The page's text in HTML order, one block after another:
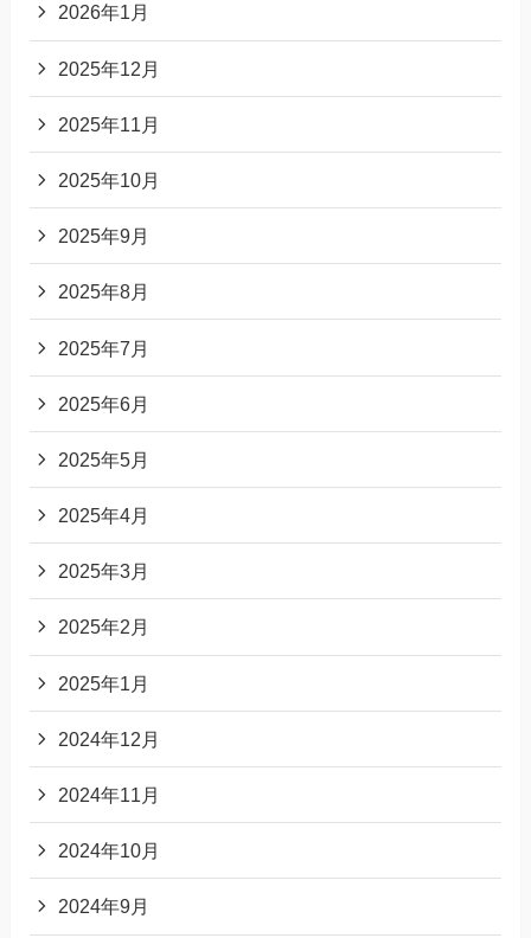
2026年1月
2025年12月
2025年11月
2025年10月
2025年9月
2025年8月
2025年7月
2025年6月
2025年5月
2025年4月
2025年3月
2025年2月
2025年1月
2024年12月
2024年11月
2024年10月
2024年9月